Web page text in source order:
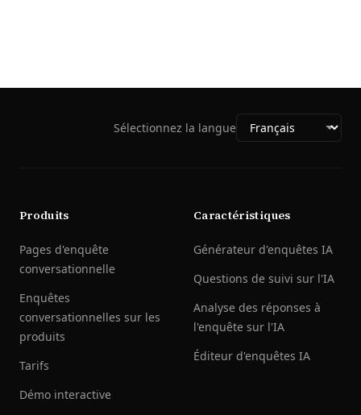
Sélectionnez la langue
Produits
Pages d'enquête
conversationnelle
Enquêtes
conversationnelles sur les
produits
Tarifs
Démo interactive
Caractéristiques
Générateur d'enquêtes IA
Questions de suivi sur l'IA
Analyse des réponses à
l'enquête sur l'IA
Éditeur d'enquêtes IA